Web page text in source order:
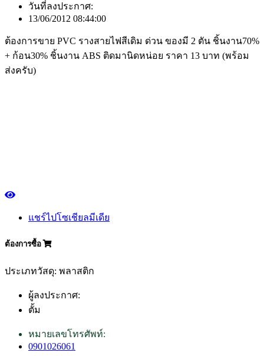
วันที่ลงประกาศ:
13/06/2012 08:44:00
ต้องการขาย PVC รางสายไฟสีเดิม ด่วน ของมี 2 ตัน ชิ้นงาน70%
+ ก้อน30% ชิ้นงาน ABS ติดมานิดหน่อย ราคา 13 บาท (พร้อม
ส่งครับ)
แชร์ไปโซเชียลมีเดีย
ต้องการซื้อ
ประเภทวัสดุ: พลาสติก
ผู้ลงประกาศ:
ตั้ม
หมายเลขโทรศัพท์:
0901026061